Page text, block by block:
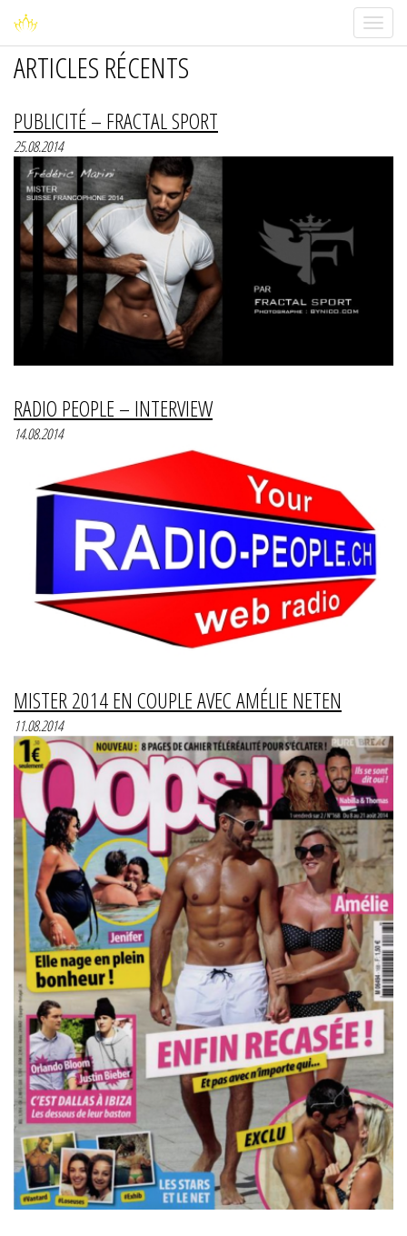
Toggle
ARTICLES RÉCENTS
PUBLICITÉ – FRACTAL SPORT
25.08.2014
RADIO PEOPLE – INTERVIEW
14.08.2014
MISTER 2014 EN COUPLE AVEC AMÉLIE NETEN
11.08.2014